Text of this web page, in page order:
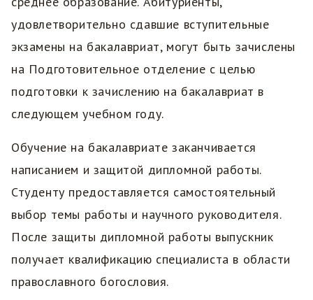
удовлетворительно сдавшие вступительные
экзамены на бакалавриат, могут быть зачислены
на Подготовительное отделение с целью
подготовки к зачислению на бакалавриат в
следующем учебном году.
Обучение на бакалавриате заканчивается
написанием и защитой дипломной работы.
Студенту предоставляется самостоятельный
выбор темы работы и научного руководителя.
После защиты дипломной работы выпускник
получает квалификацию специалиста в области
православного богословия.